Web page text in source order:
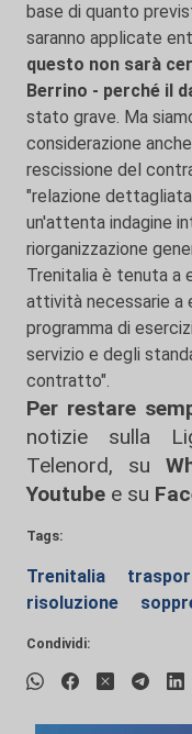
base di quanto
saranno applicate
questo non sarà
Berrino - perché il
stato grave. Ma
considerazione
rescissione del
"relazione
un'attenta indagine
riorganizzazione
Trenitalia è tenuta a
attività necessarie a
programma di
servizio e degli
contratto".
Per restare
notizie sulla
Telenord, su
Youtube e su
Tags:
Trenitalia
risoluzione
Condividi: